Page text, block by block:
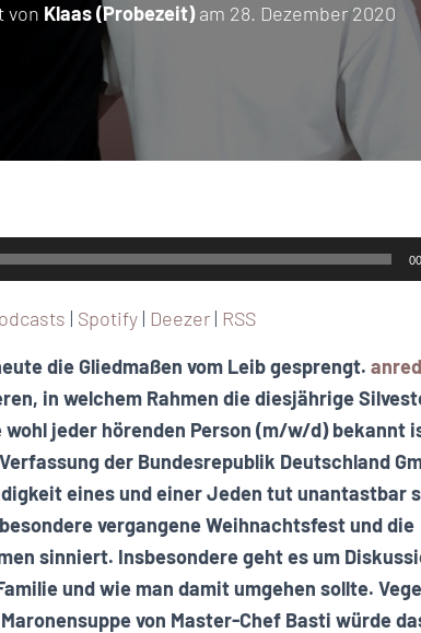
von Klaas (Probezeit)am 28. Dezember 2020
| Spotify | Deezer | RSS
die Gliedmaßen vom Leib gesprengt.
in welchem Rahmen die diesjährige
jeder hörenden Person (m/w/d) bekannt
der Bundesrepublik Deutschland
eines und einer Jeden tut unantastbar
vergangene Weihnachtsfest und die
sinniert. Insbesondere geht es um
und wie man damit umgehen sollte.
von Master-Chef Basti würde